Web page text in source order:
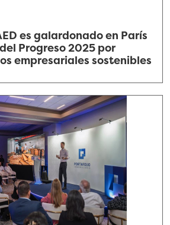
es galardonado en París
Progreso 2025 por
empresariales sostenibles